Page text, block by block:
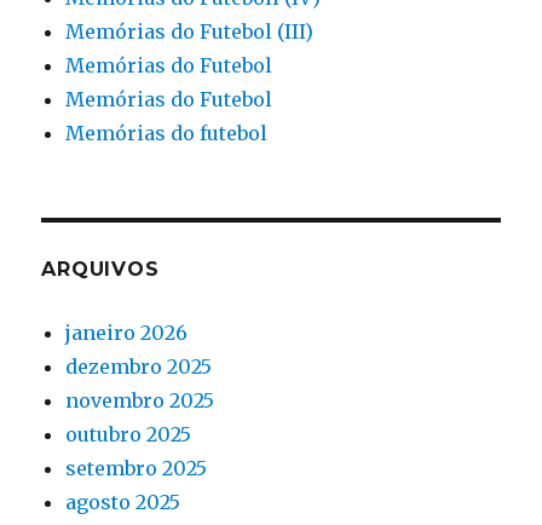
Memórias do Futebol (III)
Memórias do Futebol
Memórias do Futebol
Memórias do futebol
ARQUIVOS
janeiro 2026
dezembro 2025
novembro 2025
outubro 2025
setembro 2025
agosto 2025